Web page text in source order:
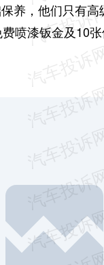
养，他们只有
喷漆钣金及10